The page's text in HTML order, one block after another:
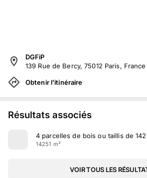
DGFiP
139 Rue de Bercy, 75012 Paris, France
Obtenir l'itinéraire
Résultats associés
4 parcelles de bois ou taillis de
14251 m²
VOIR TOUS LES